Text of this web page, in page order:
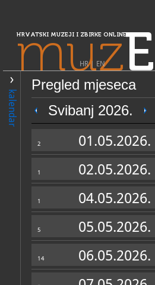
HRVATSKI MUZEJI I ZBIRKE ONLINE
muz
HR| EN
kalendar
Pregled mjeseca
Svibanj 2026.
2 01.05.2026.
1 02.05.2026.
1 04.05.2026.
5 05.05.2026.
14 06.05.2026.
PRETRAŽIVANJE
Središnja Hrvatska
Muzej Brdovec
OPĆI PODACI
Muzej